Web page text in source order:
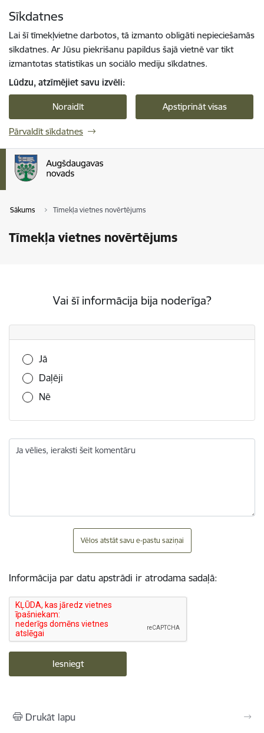
Sīkdatnes
Lai šī tīmekļvietne darbotos, tā izmanto obligāti nepieciešamās
sīkdatnes. Ar Jūsu piekrišanu papildus šajā vietnē var tikt
izmantotas statistikas un sociālo mediju sīkdatnes.
Lūdzu, atzīmējiet savu izvēli:
Noraidīt Apstiprināt visas
Pārvaldīt sīkdatnes
Sākums Tīmekļa vietnes novērtējums
Tīmekļa vietnes novērtējums
Vai šī informācija bija noderīga?
Vai šī informācija bija noderīga?
Jā
Daļēji
Nē
Ja vēlies, ieraksti šeit komentāru
Vēlos atstāt savu e-pastu saziņai
Informācija par datu apstrādi ir atrodama sadaļā:
Drukāt lapu